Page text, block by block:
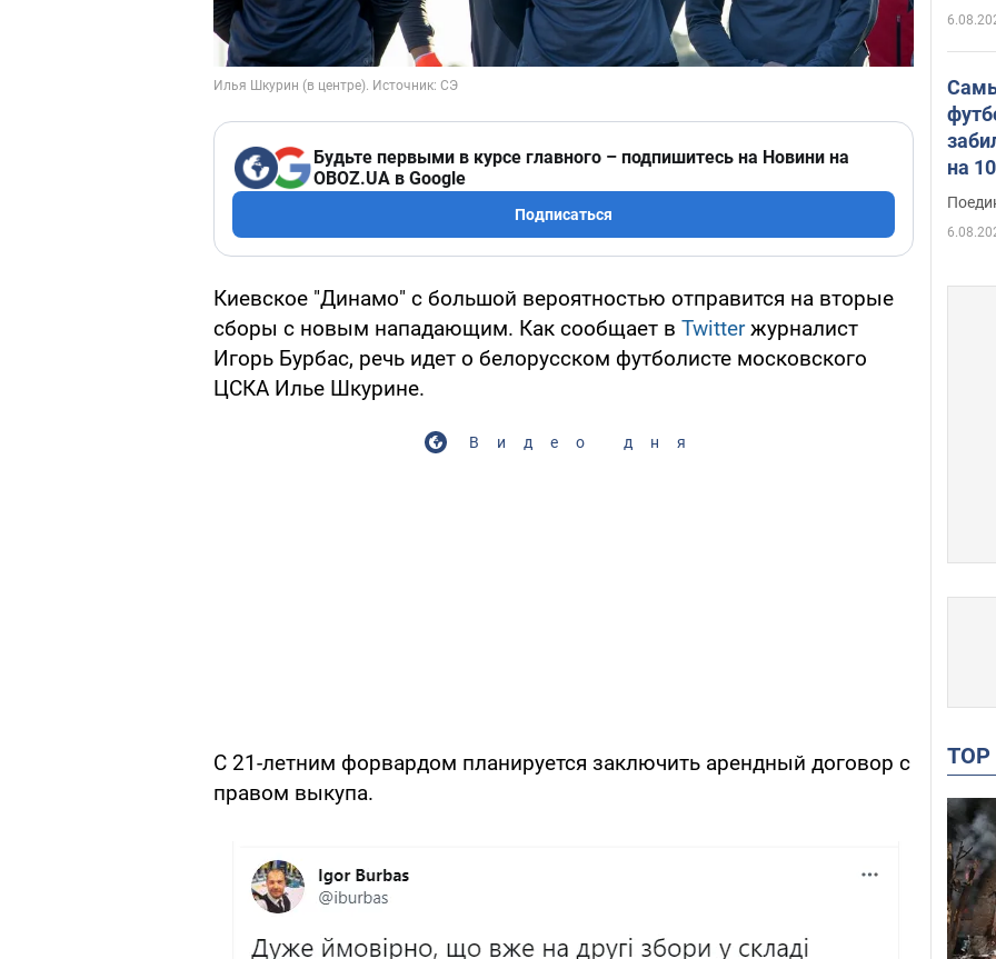
Будьте первыми в курсе главного – подпишитесь на Новини на
OBOZ.UA в Google
Подписаться
Киевское "Динамо" с большой вероятностью отправится на вторые
сборы с новым нападающим. Как сообщает в Twitterжурналист
Игорь Бурбас, речь идет о белорусском футболисте московского
ЦСКА Илье Шкурине.
Видео дня
С 21-летним форвардом планируется заключить арендный договор с
правом выкупа.
на